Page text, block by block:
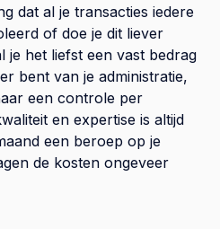
dat al je transacties iedere
of doe je dit liever
je het liefst een vast bedrag
bent van je administratie,
een controle per
en expertise is altijd
een beroep op je
de kosten ongeveer